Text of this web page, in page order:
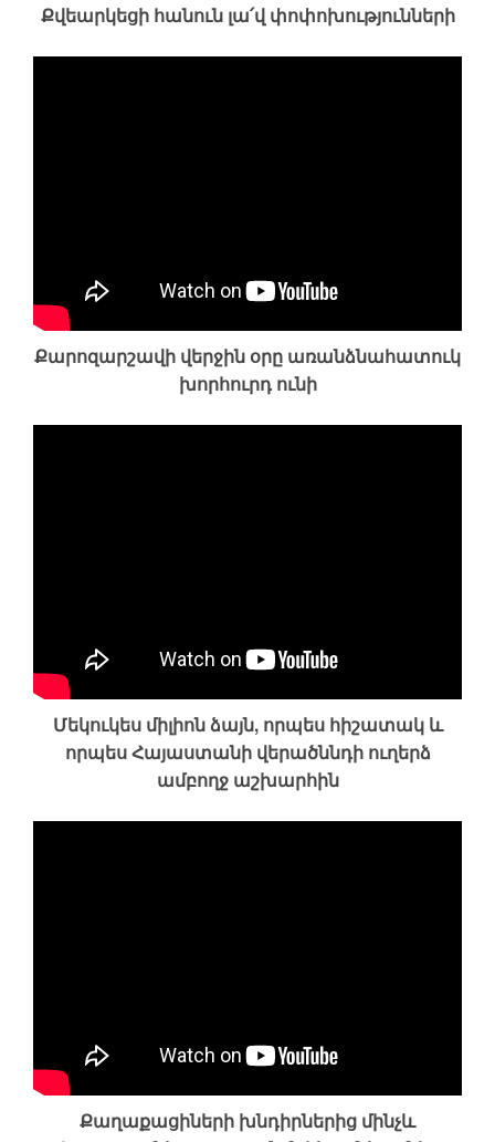
Քվեարկեցի հանուն լա՛վ փոփոխությունների
Քարոզարշավի վերջին օրը առանձնահատուկ
խորհուրդ ունի
Մեկուկես միլիոն ձայն, որպես հիշատակ և
որպես Հայաստանի վերածննդի ուղերձ
ամբողջ աշխարհին
Քաղաքացիների խնդիրներից մինչև